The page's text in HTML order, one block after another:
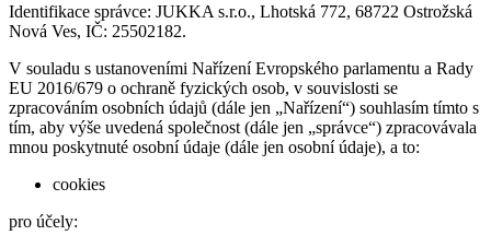
Identifikace správce: JUKKA s.r.o., Lhotská 772, 68722 Ostrožská
Nová Ves, IČ: 25502182.
V souladu s ustanoveními Nařízení Evropského parlamentu a Rady
EU 2016/679 o ochraně fyzických osob, v souvislosti se
zpracováním osobních údajů (dále jen „Nařízení“) souhlasím tímto s
tím, aby výše uvedená společnost (dále jen „správce“) zpracovávala
mnou poskytnuté osobní údaje (dále jen osobní údaje), a to:
cookies
pro účely: